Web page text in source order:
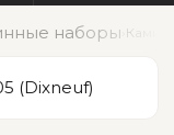
наборы